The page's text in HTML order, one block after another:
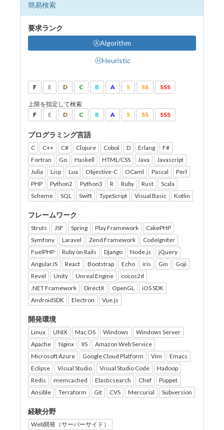
簡易検索
要求ランク
ⒶAlgorithm
ⒽHeuristic
F E D C B A S SS SSS
上限を指定して検索
F
E D C B A S SS SSS
プログラミング言語
C C++ C# Clojure Cobol D Erlang
F#
Fortran
Go Haskell HTML/CSS Java
Javascript
Julia
Lisp Lua Objective-C OCaml Pascal
Perl
PHP
Python2 Python3 R Ruby Rust
Scala
Scheme
SQL Swift TypeScript Visual Basic Kotlin
フレームワーク
Struts JSF Spring Play Framework
CakePHP
Symfony
Laravel Zend Framework
CodeIgniter
FuelPHP
Ruby on Rails Django Node.js
jQuery
AngularJS
React Bootstrap Echo iris Gin
Goji
Revel
Unity Unreal Engine
cocos2d
.NET Framework
DirectX OpenGL
iOS SDK
AndroidSDK
Electron Vue.js
開発環境
Linux UNIX Mac OS Windows
Windows Server
Apache
Nginx IIS
Amazon Web Service
Microsoft Azure
Google Cloud Platform Vim
Emacs
Eclipse
Visual Studio Visual Studio Code
Hadoop
Redis
memcached Elasticsearch Chef
Puppet
Ansible
Terraform Git CVS Mercurial Subversion
経験分野
Web開発（サーバーサイド）